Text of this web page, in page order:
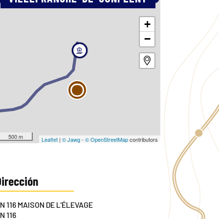
+
−
500 m Leaflet | © Jawg- © OpenStreetMapcontributors
116 MAISON DE L'ÉLEVAGE
116